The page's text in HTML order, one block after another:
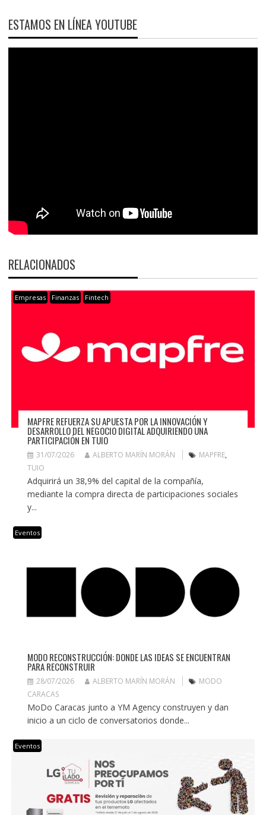
ESTAMOS EN LÍNEA YOUTUBE
RELACIONADOS
Empresas Finanzas Fintech
MAPFRE REFUERZA SU APUESTA POR LA INNOVACIÓN Y
DESARROLLO DEL NEGOCIO DIGITAL ADQUIRIENDO UNA
PARTICIPACIÓN EN TUIO
31/07/2026 ALBERTO MARÍN MORÁN MAPFRE,
TUIO
Adquirirá un 38,9% del capital de la compañía,
mediante la compra directa de participaciones sociales
y...
Eventos
MODO RECONSTRUCCIÓN: DONDE LAS IDEAS SE ENCUENTRAN
PARA RECONSTRUIR
28/07/2026 ALBERTO MARÍN MORÁN
MODO
CARACAS
MoDo Caracas junto a YM Agency construyen y dan
inicio a un ciclo de conversatorios donde...
Eventos